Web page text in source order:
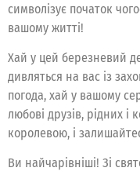
символізує початок
вашому житті!
Хай у цей березневий
дивляться на вас із
погода, хай у вашому
любові друзів, рідних і
королевою, і
Ви найчарівніші! Зі